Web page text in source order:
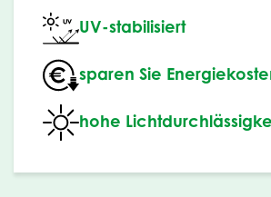
UV-stabilisiert
sparen Sie
hohe